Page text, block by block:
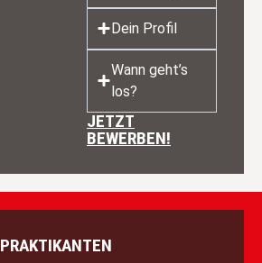
Dein Profil
Wann geht’s
los?
JETZT
BEWERBEN!
PRAKTIKANTEN